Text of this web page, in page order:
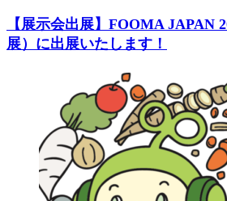
【展示会出展】FOOMA JAPAN
展）に出展いたします！